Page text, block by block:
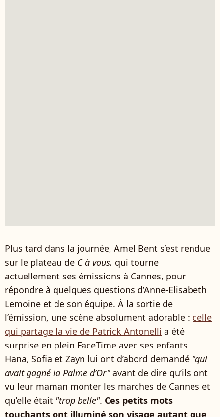
Plus tard dans la journée, Amel Bent s’est rendue
sur le plateau de C à vous, qui tourne
actuellement ses émissions à Cannes, pour
répondre à quelques questions d’Anne-Elisabeth
Lemoine et de son équipe. À la sortie de
l’émission, une scène absolument adorable : celle
qui partage la vie de Patrick Antonelli a été
surprise en plein FaceTime avec ses enfants.
Hana, Sofia et Zayn lui ont d’abord demandé "qui
avait gagné la Palme d’Or"avant de dire qu’ils ont
vu leur maman monter les marches de Cannes et
qu’elle était "trop belle". Ces petits mots
touchants ont illuminé son visage autant que